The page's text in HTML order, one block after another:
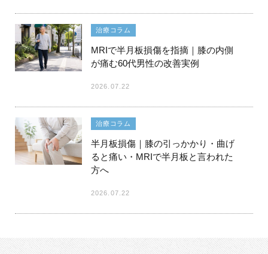
治療コラム
MRIで半月板損傷を指摘｜膝の内側
が痛む60代男性の改善実例
2026.07.22
治療コラム
半月板損傷｜膝の引っかかり・曲げ
ると痛い・MRIで半月板と言われた
方へ
2026.07.22